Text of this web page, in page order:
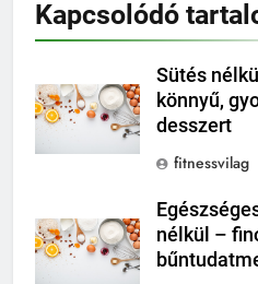
Kapcsolódó
Sütés
könnyű,
desszert
fitnessvilag
nélkül –